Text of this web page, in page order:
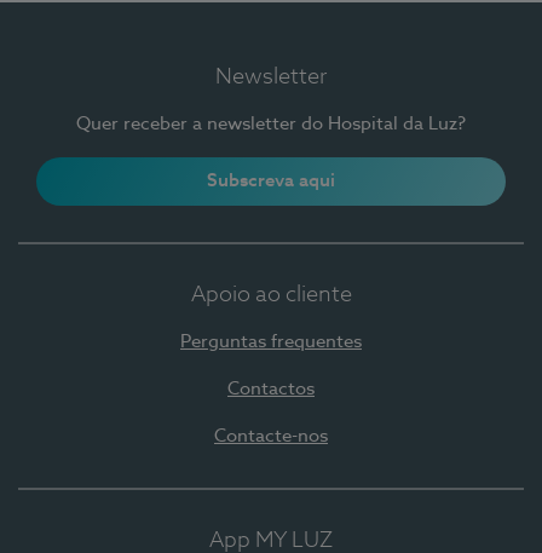
Newsletter
Quer receber a newsletter do Hospital da Luz?
Subscreva aqui
Apoio ao cliente
Perguntas frequentes
Contactos
Contacte-nos
App MY LUZ